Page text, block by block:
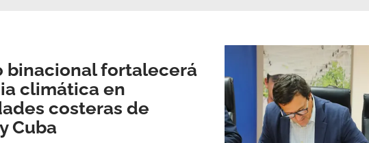
binacional fortalecerá
climática en
costeras de
Cuba